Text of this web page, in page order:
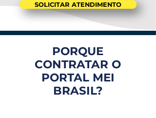
SOLICITAR ATENDIMENTO
PORQUE
CONTRATAR O
PORTAL MEI
BRASIL?